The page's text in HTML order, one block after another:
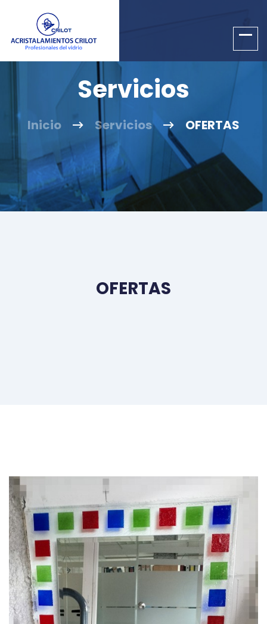
Servicios
Inicio Servicios OFERTAS
OFERTAS